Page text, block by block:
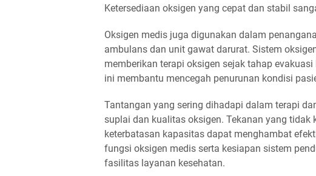
Ketersediaan oksigen yang cepat dan stabil
Oksigen medis juga digunakan dalam
ambulans dan unit gawat darurat. Sistem
memberikan terapi oksigen sejak tahap
ini membantu mencegah penurunan kondisi
Tantangan yang sering dihadapi dalam terapi
suplai dan kualitas oksigen. Tekanan yang tidak
keterbatasan kapasitas dapat menghambat
fungsi oksigen medis serta kesiapan sistem
fasilitas layanan kesehatan.